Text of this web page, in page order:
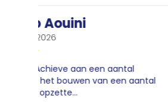
Souhaib Aouini
7 augustus 2026
met Team Achieve aan een aantal
gewerkt, zoals het bouwen van een
webshops, het opzette...